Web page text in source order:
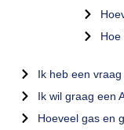
Hoe
Ik heb een
Ik wil graag een
Hoeveel gas en